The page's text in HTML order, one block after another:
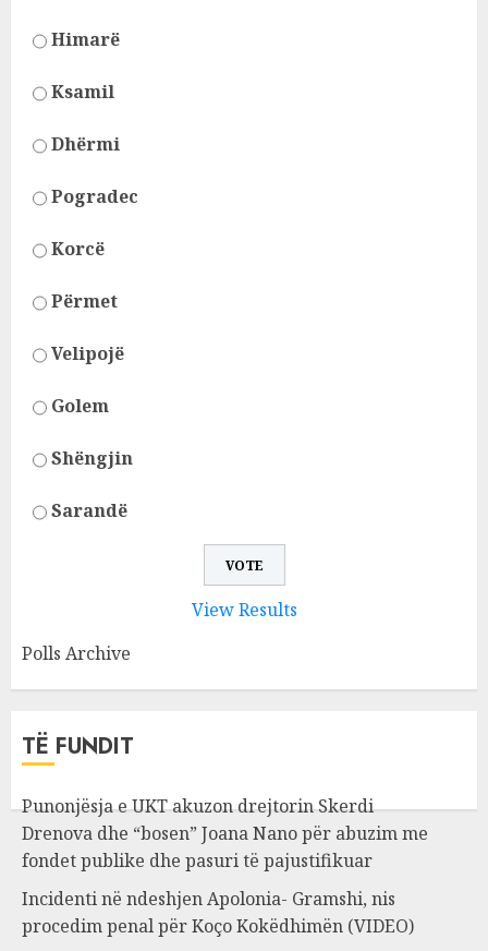
Himarë
Ksamil
Dhërmi
Pogradec
Korcë
Përmet
Velipojë
Golem
Shëngjin
Sarandë
View Results
Polls Archive
TË FUNDIT
Punonjësja e UKT akuzon drejtorin Skerdi
Drenova dhe “bosen” Joana Nano për abuzim me
fondet publike dhe pasuri të pajustifikuar
Incidenti në ndeshjen Apolonia- Gramshi, nis
procedim penal për Koço Kokëdhimën (VIDEO)